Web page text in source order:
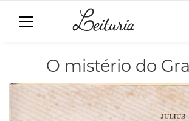
O mistério do